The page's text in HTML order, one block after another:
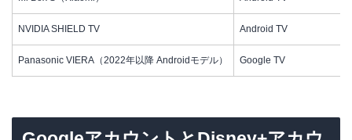
NVIDIA SHIELD TV Android TV
Panasonic VIERA（2022年以降 Androidモデル） Google TV